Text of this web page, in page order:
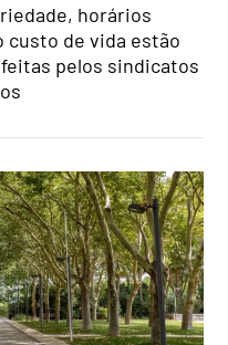
horários
custo de vida estão
pelos sindicatos